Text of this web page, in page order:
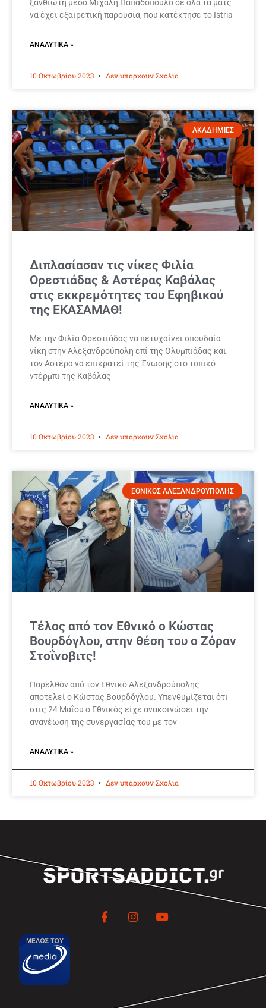
ξανθιώτη μέσο Μιχάλη Παπαδόπουλο σε όλα τα ματς
να έχει εξαιρετική παρουσία, που κατέκτησε το Istria
ΑΝΑΛΥΤΙΚΆ »
10 Οκτωβρίου 2023 Δεν υπάρχουν Σχόλια
ΑΚΑΔΗΜΙΕΣ
Διπλασίασαν τις νίκες Φιλία
Ορεστιάδας & Αστέρας Καβάλας
στις εκκρεμότητες του Εφηβικού
της ΕΚΑΣΑΜΑΘ!
Με την Φιλία Ορεστιάδας να πετυχαίνει σπουδαία
νίκη στην Αλεξανδρούπολη επί της Ολυμπιάδας και
τον Αστέρα να επικρατεί της Ένωσης στο τοπικό
ντέρμπι της Καβάλας
ΑΝΑΛΥΤΙΚΆ »
10 Οκτωβρίου 2023 Δεν υπάρχουν Σχόλια
ΕΘΝΙΚΟΣ ΑΛΕΞΑΝΔΡΟΥΠΟΛΗΣ
Τέλος από τον Εθνικό ο Κώστας
Βουρδόγλου, στην θέση του ο Ζόραν
Στοΐνοβιτς!
Παρελθόν από τον Εθνικό Αλεξανδρούπολης
αποτελεί ο Κώστας Βουρδόγλου. Υπενθυμίζεται ότι
στις 24 Μαΐου ο Εθνικός είχε ανακοινώσει την
ανανέωση της συνεργασίας του με τον
ΑΝΑΛΥΤΙΚΆ »
10 Οκτωβρίου 2023 Δεν υπάρχουν Σχόλια